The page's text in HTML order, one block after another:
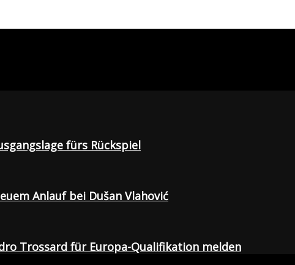
fürs Rückspiel
Anlauf bei Dušan Vlahović
Trossard für Europa-Qualifikation melden